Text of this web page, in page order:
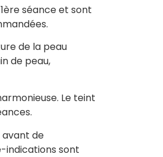
séance et sont
de la peau
de peau,
Le teint
de
indications sont